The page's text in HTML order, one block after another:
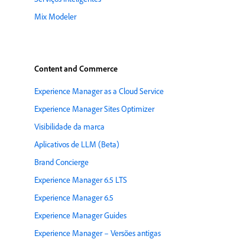
Mix Modeler
Content and Commerce
Experience Manager as a Cloud Service
Experience Manager Sites Optimizer
Visibilidade da marca
Aplicativos de LLM (Beta)
Brand Concierge
Experience Manager 6.5 LTS
Experience Manager 6.5
Experience Manager Guides
Experience Manager – Versões antigas